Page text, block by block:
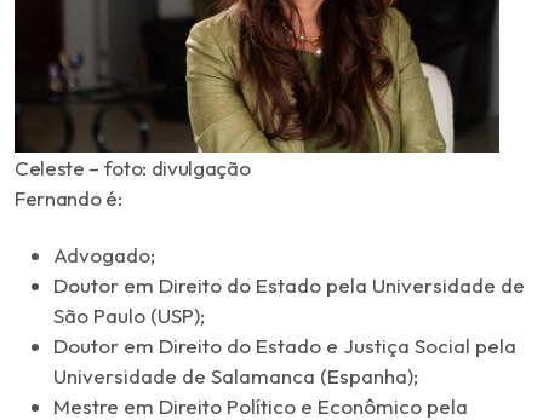
Celeste – foto: divulgação
Fernando é:
Advogado;
Doutor em Direito do Estado pela Universidade de
São Paulo (USP);
Doutor em Direito do Estado e Justiça Social pela
Universidade de Salamanca (Espanha);
Mestre em Direito Político e Econômico pela